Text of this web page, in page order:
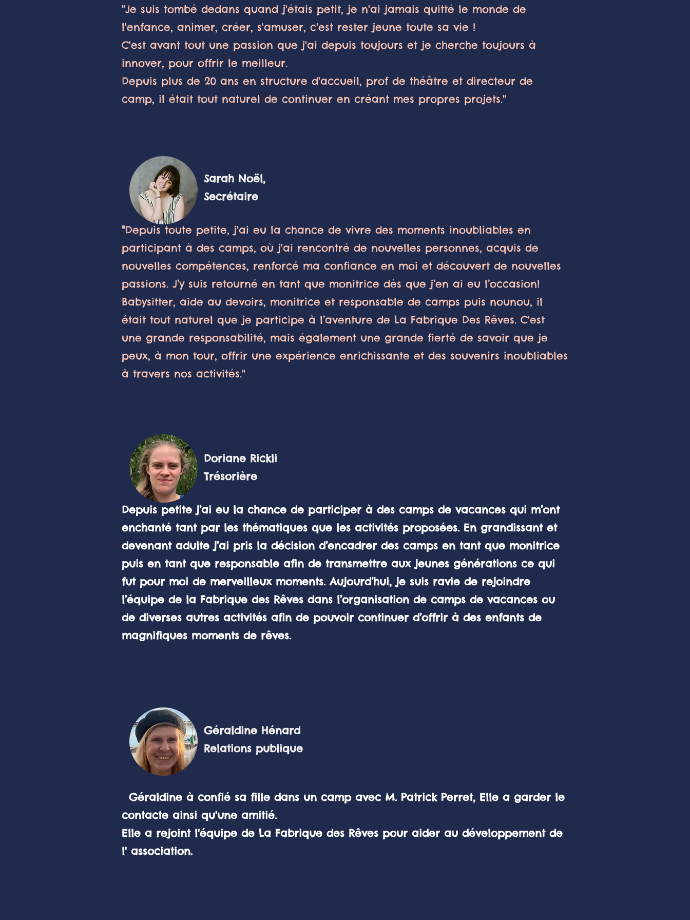
"Je suis tombé dedans quand j'étais petit, je n'ai jamais quitté le monde de
l'enfance, animer, créer, s'amuser, c'est rester jeune toute sa vie !
C'est avant tout une passion que j'ai depuis toujours et je cherche toujours à
innover, pour offrir le meilleur.
Depuis plus de 20 ans en structure d'accueil, prof de théâtre et directeur de
camp, il était tout naturel de continuer en créant mes propres projets."
Sarah Noël,
Secrétaire
"Depuis toute petite, j'ai eu la chance de vivre des moments inoubliables en
participant à des camps, où j'ai rencontré de nouvelles personnes, acquis de
nouvelles compétences, renforcé ma confiance en moi et découvert de nouvelles
passions. J’y suis retourné en tant que monitrice dès que j’en ai eu l’occasion!
Babysitter, aide au devoirs, monitrice et responsable de camps puis nounou, il
était tout naturel que je participe à l’aventure de La Fabrique Des Rêves. C'est
une grande responsabilité, mais également une grande fierté de savoir que je
peux, à mon tour, offrir une expérience enrichissante et des souvenirs inoubliables
à travers nos activités."
Doriane Rickli
Trésorière
Depuis petite j’ai eu la chance de participer à des camps de vacances qui m’ont
enchanté tant par les thématiques que les activités proposées. En grandissant et
devenant adulte j’ai pris la décision d’encadrer des camps en tant que monitrice
puis en tant que responsable afin de transmettre aux jeunes générations ce qui
fut pour moi de merveilleux moments. Aujourd’hui, je suis ravie de rejoindre
l’équipe de la Fabrique des Rêves dans l’organisation de camps de vacances ou
de diverses autres activités afin de pouvoir continuer d’offrir à des enfants de
magnifiques moments de rêves.
Géraldine Hénard
Relations publique
Géraldine à confié sa fille dans un camp avec M. Patrick Perret, Elle a garder le
contacte ainsi qu'une amitié.
Elle a rejoint l'équipe de La Fabrique des Rêves pour aider au développement de
l' association.